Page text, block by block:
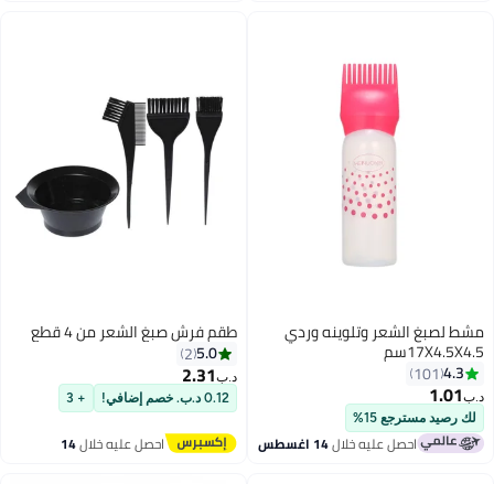
مشط لصبغ الشعر وتلوينه وردي
17X4.5X4.5سم
4.3
101
د.ب‏1.01
لك رصيد مسترجع 15%
احصل عليه خلال14 اغسطس
طقم فرش صبغ الشعر من 4 قطع
5.0
2
د.ب‏2.31
0.12 د.ب. خصم إضافي! + 3
احصل عليه خلال14